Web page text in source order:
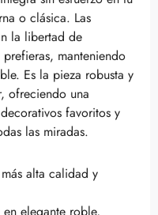
o clásica. Las
la libertad de
manteniendo
Es la pieza robusta y
ofreciendo una
favoritos y
las miradas.
alta calidad y